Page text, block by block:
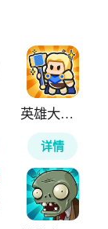
英雄大对决
详情